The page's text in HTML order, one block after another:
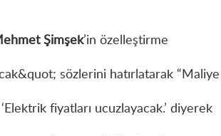
Şimşek’in özelleştirme
sözlerini hatırlatarak “Maliye
fiyatları ucuzlayacak.’ diyerek